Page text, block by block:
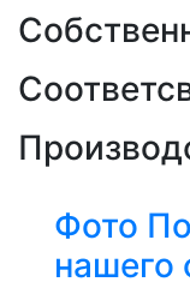
Фото
нашего